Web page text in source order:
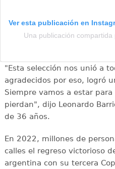
Ver esta publicación en
Una publicación
"Esta selección nos unió a
agradecidos por eso, logró
Siempre vamos a estar
pierdan", dijo Leonardo
de 36 años.
En 2022, millones de
calles el regreso victorioso
argentina con su tercera